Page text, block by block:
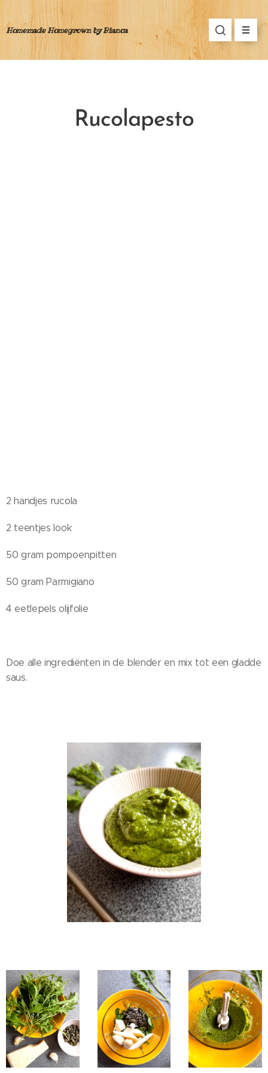
Homemade Homegrown by Bianca
Rucolapesto
2 handjes rucola
2 teentjes look
50 gram pompoenpitten
50 gram Parmigiano
4 eetlepels olijfolie
Doe alle ingrediënten in de blender en mix tot een gladde
saus.